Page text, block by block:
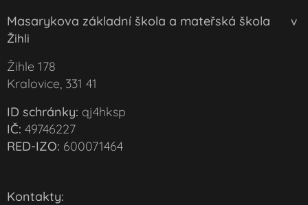
Masarykova základní škola a mateřská škola v
Žihli
Žihle 178
Kralovice, 331 41
ID schránky: qj4hksp
IČ: 49746227
RED-IZO: 600071464
Kontakty: